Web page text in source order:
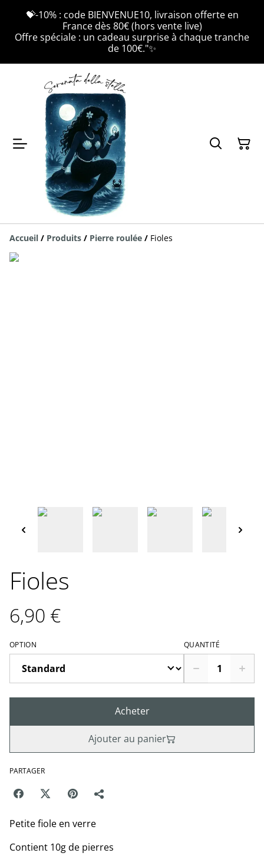
💝-10% : code BIENVENUE10, livraison offerte en
France dès 80€ (hors vente live)
Offre spéciale : un cadeau surprise à chaque tranche
de 100€."✨
Accueil / Produits / Pierre roulée / Fioles
Fioles
6,90 €
OPTION QUANTITÉ
Acheter
Ajouter au panier
PARTAGER
Petite fiole en verre
Contient 10g de pierres